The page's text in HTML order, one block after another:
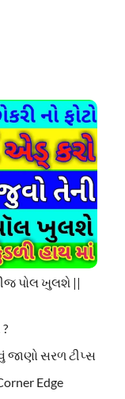
પોલ ખુલશે ||
જાણો સરળ ટીપ્સ
Edge